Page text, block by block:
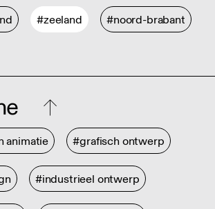
#zeeland #noord-brabant
animatie #grafisch ontwerp
#industrieel ontwerp